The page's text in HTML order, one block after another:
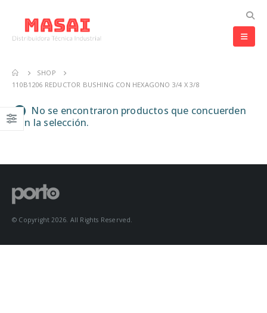
SHOP
110B1206 REDUCTOR BUSHING CON HEXAGONO 3/4 X 3/8
No se encontraron productos que concuerden
con la selección.
© Copyright 2026. All Rights Reserved.